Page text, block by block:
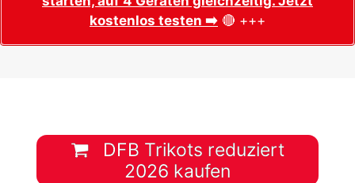
kostenlos testen ➡️ 🔴 +++
DFB Trikots reduziert
2026 kaufen